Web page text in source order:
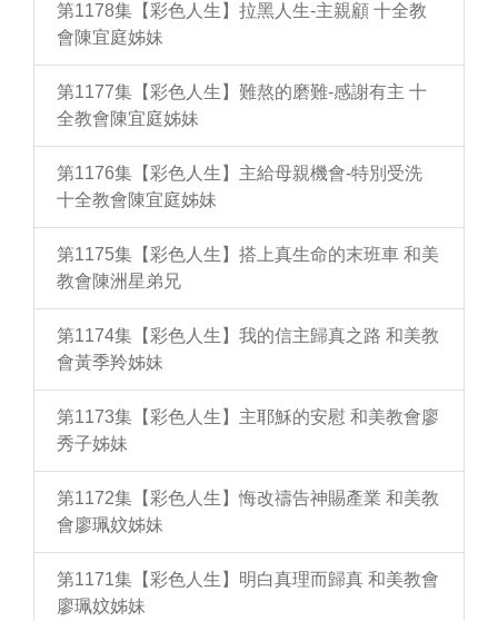
第1178集【彩色人生】拉黑人生-主親顧 十全教
會陳宜庭姊妹
第1177集【彩色人生】難熬的磨難-感謝有主 十
全教會陳宜庭姊妹
第1176集【彩色人生】主給母親機會-特別受洗
十全教會陳宜庭姊妹
第1175集【彩色人生】搭上真生命的末班車 和美
教會陳洲星弟兄
第1174集【彩色人生】我的信主歸真之路 和美教
會黃季羚姊妹
第1173集【彩色人生】主耶穌的安慰 和美教會廖
秀子姊妹
第1172集【彩色人生】悔改禱告神賜產業 和美教
會廖珮妏姊妹
第1171集【彩色人生】明白真理而歸真 和美教會
廖珮妏姊妹